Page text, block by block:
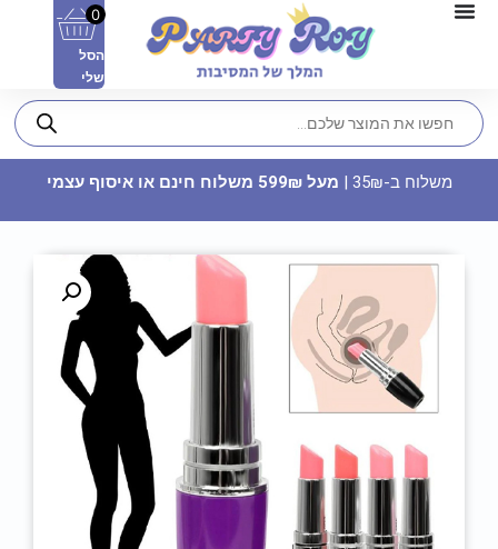
תבנית סיליקון - כתר אליזבת גדול
59.90
+
ADD
0
הסל
שלי
משלוח ב-35₪ | מעל 599₪ משלוח חינם או איסוף עצמי